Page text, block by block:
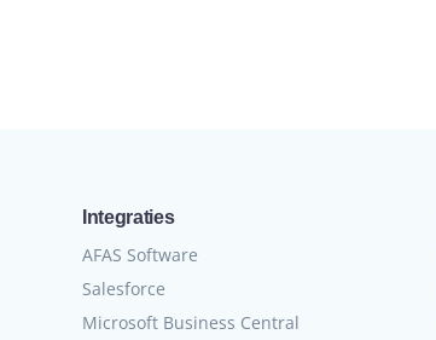
Integraties
AFAS Software
Salesforce
Microsoft Business Central